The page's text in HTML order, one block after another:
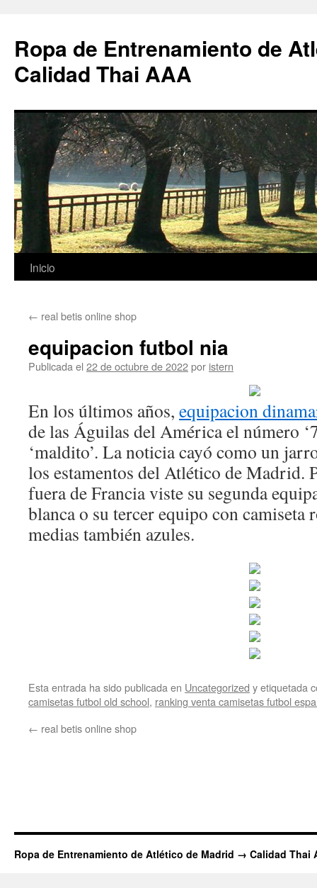
Ropa de Entrenamiento de
Calidad Thai AAA
Saltar
contenido
Inicio
← real betis online shop
equipacion futbol nia
Publicada el 22 de octubre de 2022por istern
En los últimos años, equipacion
de las Águilas del América el número
‘maldito’. La noticia cayó como un
los estamentos del Atlético de Madrid.
fuera de Francia viste su segunda
blanca o su tercer equipo con camiseta
medias también azules.
Esta entrada ha sido publicada en Uncategorized y etiquetada
camisetas futbol old school, ranking venta camisetas futbol
← real betis online shop
Ropa de Entrenamiento de Atlético de Madrid → Calidad Thai